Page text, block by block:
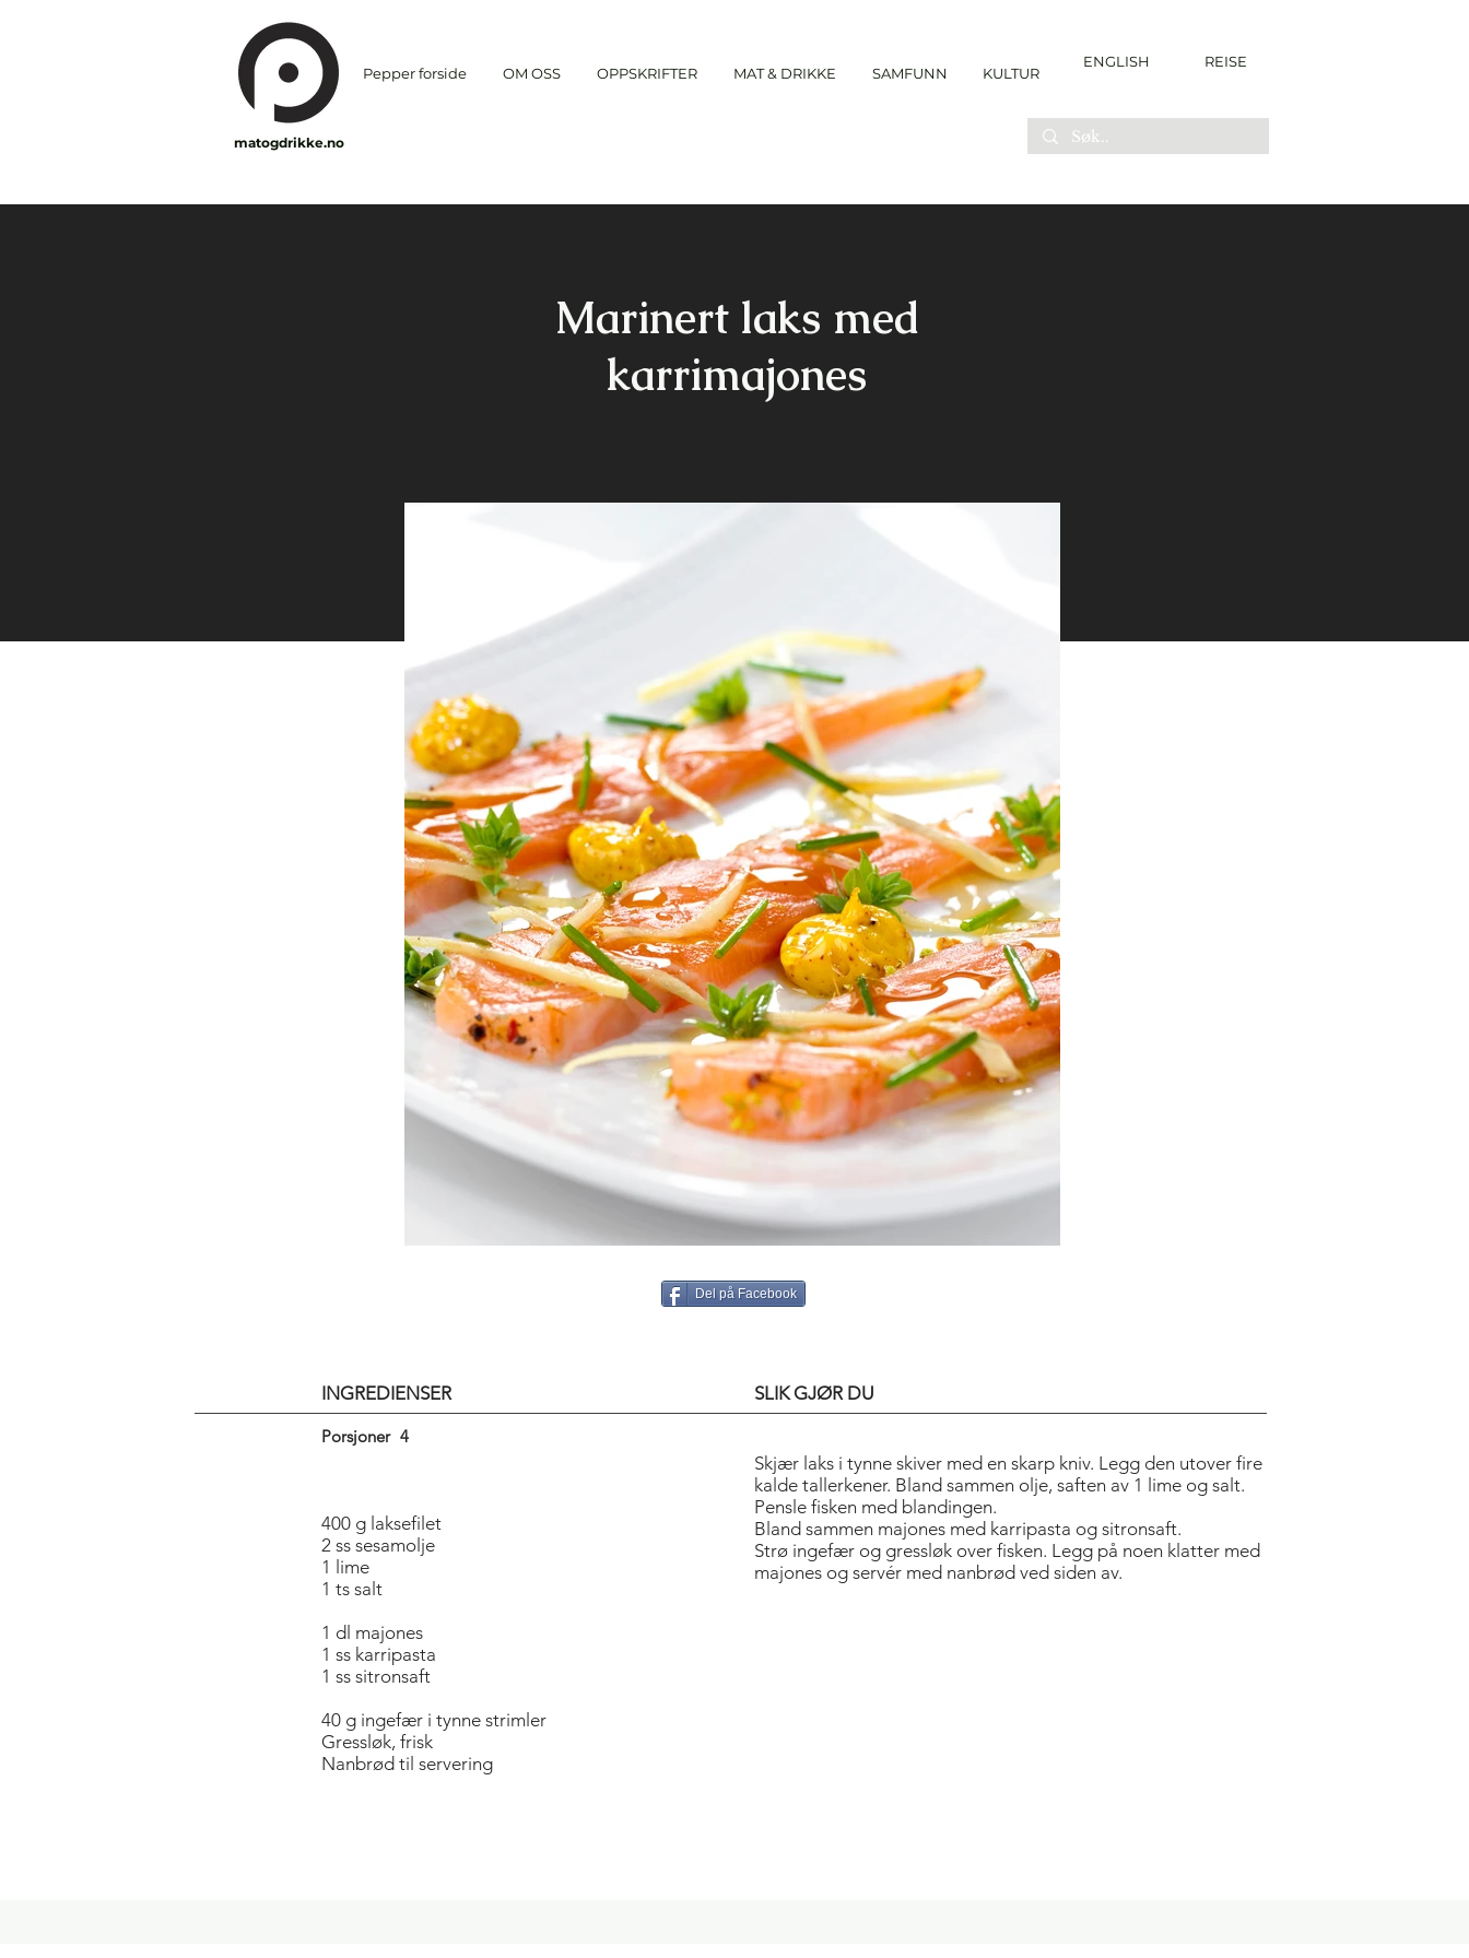
Pepper forside OM OSS OPPSKRIFTER MAT & DRIKKE SAMFUNN KULTUR
ENGLISH REISE
matogdrikke.no
Marinert laks med
karrimajones
Del på Facebook
INGREDIENSER SLIK GJØR DU
Porsjoner 4
400 g laksefilet
2 ss sesamolje
1 lime
1 ts salt
1 dl majones
1 ss karripasta
1 ss sitronsaft
40 g ingefær i tynne strimler
Gressløk, frisk
Nanbrød til servering
Skjær laks i tynne skiver med en skarp kniv. Legg den utover fire
kalde tallerkener. Bland sammen olje, saften av 1 lime og salt.
Pensle fisken med blandingen.
Bland sammen majones med karripasta og sitronsaft.
Strø ingefær og gressløk over fisken. Legg på noen klatter med
majones og servér med nanbrød ved siden av.